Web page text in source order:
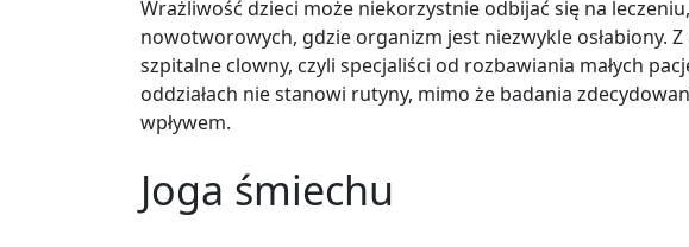
Wrażliwość dzieci może niekorzystnie odbijać się na
nowotworowych, gdzie organizm jest niezwykle osłabiony.
szpitalne clowny, czyli specjaliści od rozbawiania małych
oddziałach nie stanowi rutyny, mimo że badania
wpływem.
Joga śmiechu